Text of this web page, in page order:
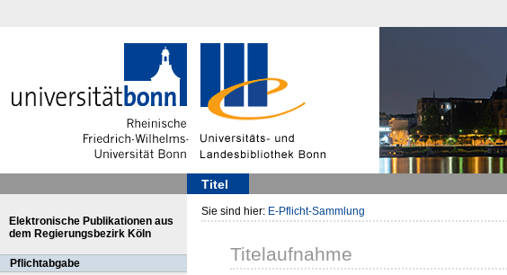
Titel
Elektronische Publikationen aus
dem Regierungsbezirk Köln
Pflichtabgabe
Sie sind hier: E-Pflicht-Sammlung
Titelaufnahme